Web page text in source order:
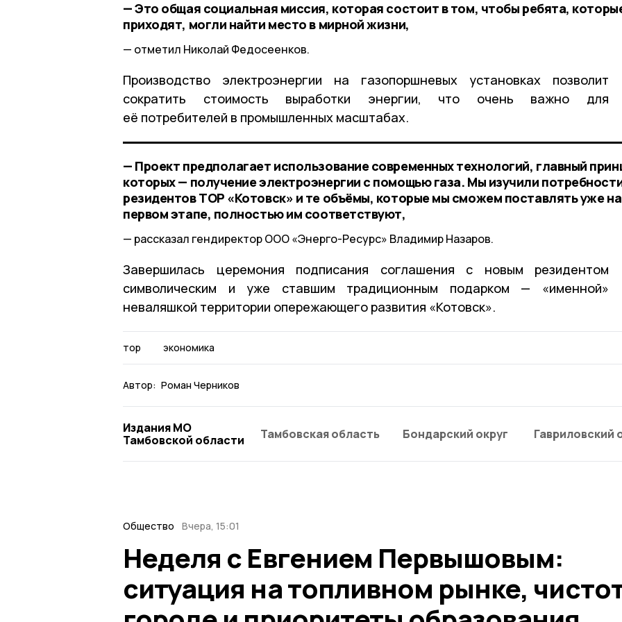
— Это общая социальная миссия, которая состоит в том, чтобы ребята,
приходят, могли найти место в мирной жизни,
отметил Николай Федосеенков.
Производство электроэнергии на газопоршневых установках позволит
сократить стоимость выработки энергии, что очень важно для
её потребителей в промышленных масштабах.
— Проект предполагает использование современных технологий, главный
которых — получение электроэнергии с помощью газа. Мы изучили
резидентов ТОР «Котовск» и те объёмы, которые мы сможем поставлять уже на
первом этапе, полностью им соответствуют,
рассказал гендиректор ООО «Энерго-Ресурс» Владимир Назаров.
Завершилась церемония подписания соглашения с новым резидентом
символическим и уже ставшим традиционным подарком — «именной»
неваляшкой территории опережающего развития «Котовск».
тор экономика
Автор: Роман Черников
Издания МО
Тамбовской области
Тамбовская область Бондарский округ Гавриловский
Общество Вчера, 15:01
Неделя с Евгением Первышовым:
ситуация на топливном рынке,